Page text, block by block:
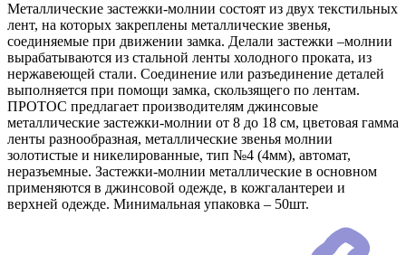
Металлические застежки-молнии состоят из двух текстильных
лент, на которых закреплены металлические звенья,
соединяемые при движении замка. Делали застежки –молнии
вырабатываются из стальной ленты холодного проката, из
нержавеющей стали. Соединение или разъединение деталей
выполняется при помощи замка, скользящего по лентам.
ПРОТОС предлагает производителям джинсовые
металлические застежки-молнии от 8 до 18 см, цветовая гамма
ленты разнообразная, металлические звенья молнии
золотистые и никелированные, тип №4 (4мм), автомат,
неразъемные. Застежки-молнии металлические в основном
применяются в джинсовой одежде, в кожгалантереи и
верхней одежде. Минимальная упаковка – 50шт.